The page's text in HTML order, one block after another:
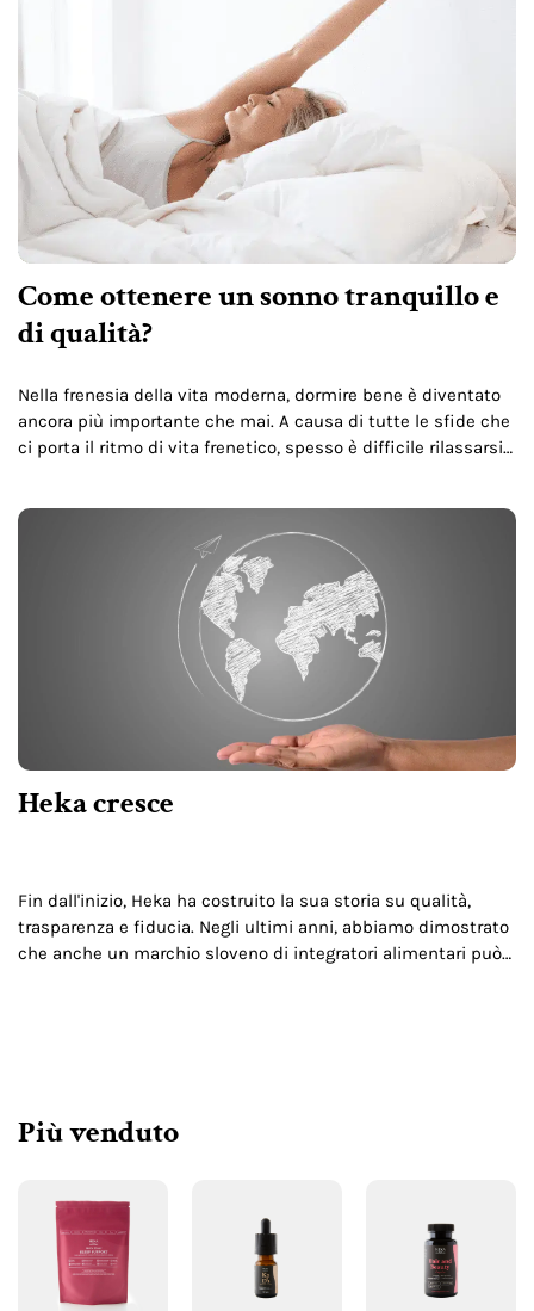
Come ottenere un sonno tranquillo e
di qualità?
Nella frenesia della vita moderna, dormire bene è diventato
ancora più importante che mai. A causa di tutte le sfide che
ci porta il ritmo di vita frenetico, spesso è difficile rilassarsi
Heka cresce
Fin dall'inizio, Heka ha costruito la sua storia su qualità,
trasparenza e fiducia. Negli ultimi anni, abbiamo dimostrato
che anche un marchio sloveno di integratori alimentari può
Più venduto